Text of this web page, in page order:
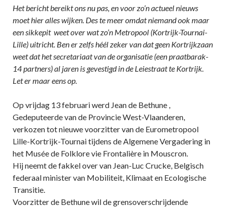
Het bericht bereikt ons nu pas, en voor zo’n actueel nieuws
moet hier alles wijken. Des te meer omdat niemand ook maar
een sikkepit weet over wat zo’n Metropool (Kortrijk-Tournai-
Lille) uitricht. Ben er zelfs héél zeker van dat geen Kortrijkzaan
weet dat het secretariaat van de organisatie (een praatbarak-
14 partners) al jaren is gevestigd in de Leiestraat te Kortrijk.
Let er maar eens op.
Op vrijdag 13 februari werd Jean de Bethune ,
Gedeputeerde van de Provincie West-Vlaanderen,
verkozen tot nieuwe voorzitter van de Eurometropool
Lille-Kortrijk-Tournai tijdens de Algemene Vergadering in
het Musée de Folklore vie Frontalière in Mouscron.
Hij neemt de fakkel over van Jean-Luc Crucke, Belgisch
federaal minister van Mobiliteit, Klimaat en Ecologische
Transitie.
Voorzitter de Bethune wil de grensoverschrijdende